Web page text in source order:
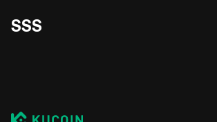
SSS